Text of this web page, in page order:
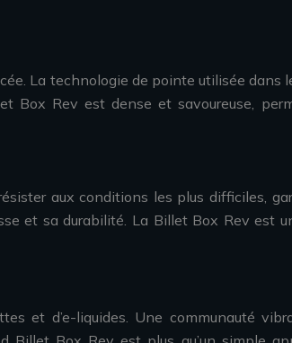
La technologie de pointe utilisée dans
Box Rev est dense et savoureuse,
aux conditions les plus difficiles,
et sa durabilité. La Billet Box Rev est
et d’e-liquides. Une communauté